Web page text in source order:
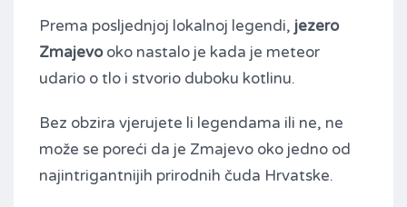
Prema posljednjoj lokalnoj legendi, jezero
Zmajevooko nastalo je kada je meteor
udario o tlo i stvorio duboku kotlinu.
Bez obzira vjerujete li legendama ili ne, ne
može se poreći da je Zmajevo oko jedno od
najintrigantnijih prirodnih čuda Hrvatske.